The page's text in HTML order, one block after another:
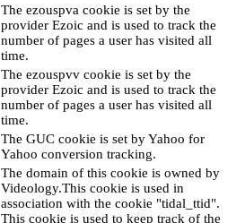
The ezouspva cookie is set by the
provider Ezoic and is used to track the
number of pages a user has visited all
time.
The ezouspvv cookie is set by the
provider Ezoic and is used to track the
number of pages a user has visited all
time.
The GUC cookie is set by Yahoo for
Yahoo conversion tracking.
The domain of this cookie is owned by
Videology.This cookie is used in
association with the cookie "tidal_ttid".
This cookie is used to keep track of the